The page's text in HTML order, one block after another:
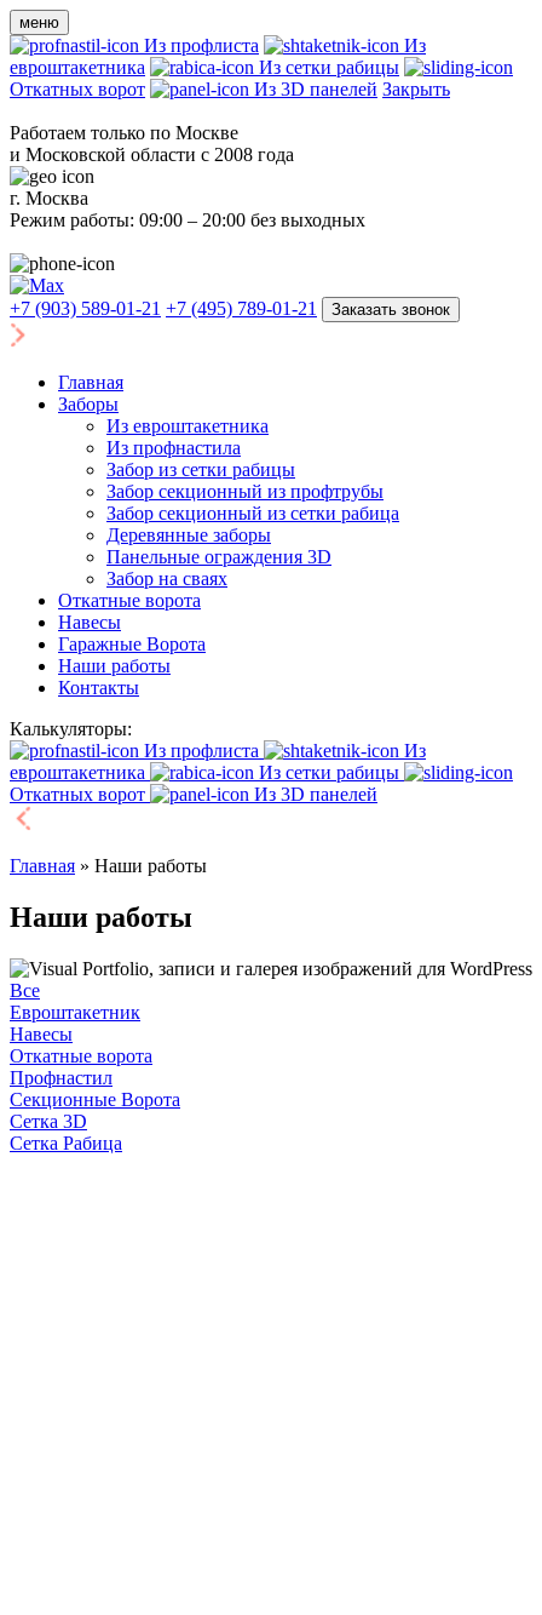
меню
Из профлиста
Из
евроштакетника
Из сетки рабицы
Откатных ворот
Из 3D панелей Закрыть
Работаем только по Москве
и Московской области с 2008 года
г. Москва
Режим работы: 09:00 – 20:00 без выходных
+7 (903) 589-01-21 +7 (495) 789-01-21 Заказать звонок
Главная
Заборы
Из евроштакетника
Из профнастила
Забор из сетки рабицы
Забор секционный из профтрубы
Забор секционный из сетки рабица
Деревянные заборы
Панельные ограждения 3D
Забор на сваях
Откатные ворота
Навесы
Гаражные Ворота
Наши работы
Контакты
Калькуляторы:
Из профлиста
Из
евроштакетника
Из сетки рабицы
Откатных ворот
Из 3D панелей
Главная » Наши работы
Наши работы
Все
Евроштакетник
Навесы
Откатные ворота
Профнастил
Секционные Ворота
Сетка 3D
Сетка Рабица